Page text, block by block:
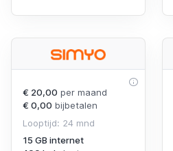
€ 20,00 per maand
€ 0,00 bijbetalen
Looptijd: 24 mnd
15 GB internet